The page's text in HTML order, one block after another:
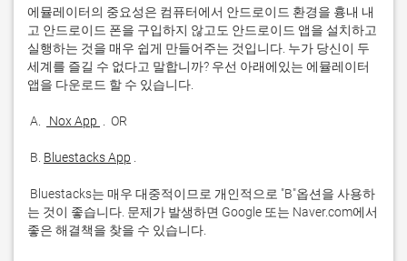
에뮬레이터의 중요성은 컴퓨터에서 안드로이드 환경을 흉내 내
고 안드로이드 폰을 구입하지 않고도 안드로이드 앱을 설치하고
실행하는 것을 매우 쉽게 만들어주는 것입니다. 누가 당신이 두
세계를 즐길 수 없다고 말합니까? 우선 아래에있는 에뮬레이터
A. Nox App
B. Bluestacks App
는 것이 좋습니다. 문제가 발생하면 Google 또는 Naver.com에서
좋은 해결책을 찾을 수 있습니다.